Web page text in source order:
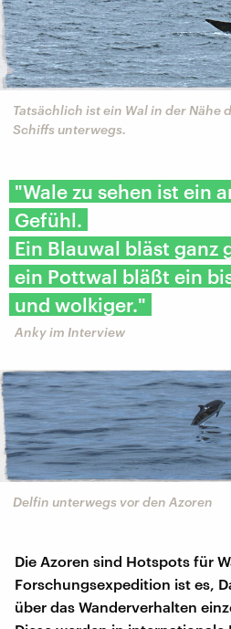
Tatsächlich ist ein Wal in der Nähe
Schiffs unterwegs.
"Wale zu sehen ist ein
Gefühl.
Ein Blauwal bläst ganz
ein Pottwal bläßt ein
und wolkiger."
Anky im Interview
Delfin unterwegs vor den Azoren
Die Azoren sind Hotspots für
Forschungsexpedition ist es,
über das Wanderverhalten